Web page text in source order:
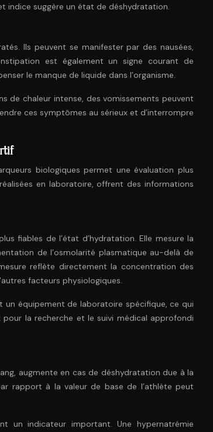
indice suggère un état de déshydratation.
Ils peuvent se manifester par des nausées,
est également un signe courant de
le manque de liquide dans l’organisme.
de chaleur intense, des vomissements peuvent
ces symptômes au sérieux et d’interrompre
biologiques permet une évaluation plus
en laboratoire, offrent des informations
fiables de l’état d’hydratation. Elle mesure la
de l’osmolarité plasmatique au-delà de
reflète directement la concentration des
facteurs physiologiques.
un équipement de laboratoire spécifique, ce qui
la recherche et le suivi médical approfondi
augmente en cas de déshydratation due à la
rapport à la valeur de base de l’athlète peut
un indicateur important. Une hypernatrémie